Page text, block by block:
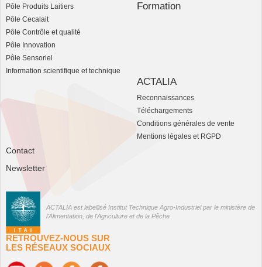
Pôle Produits Laitiers
Pôle Cecalait
Pôle Contrôle et qualité
Pôle Innovation
Pôle Sensoriel
Information scientifique et technique
Formation
ACTALIA
Reconnaissances
Téléchargements
Conditions générales de vente
Mentions légales et RGPD
Contact
Newsletter
ACTALIA est labellisé Institut Technique Agro-Industriel par le ministère de
l'Alimentation, de l'Agriculture et de la Pêche
RETROUVEZ-NOUS SUR
LES RÉSEAUX SOCIAUX